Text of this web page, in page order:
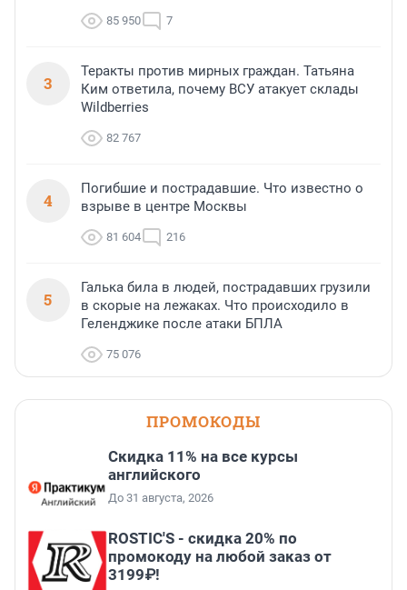
85 950 7
3
Теракты против мирных граждан. Татьяна
Ким ответила, почему ВСУ атакует склады
Wildberries
82 767
4
Погибшие и пострадавшие. Что известно о
взрыве в центре Москвы
81 604 216
5
Галька била в людей, пострадавших грузили
в скорые на лежаках. Что происходило в
Геленджике после атаки БПЛА
75 076
ПРОМОКОДЫ
Скидка 11% на все курсы
английского
До 31 августа, 2026
ROSTIC'S - скидка 20% по
промокоду на любой заказ от
3199₽!